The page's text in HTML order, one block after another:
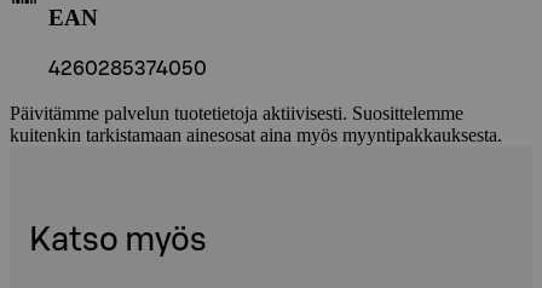
EAN
4260285374050
Päivitämme palvelun tuotetietoja aktiivisesti. Suosittelemme
kuitenkin tarkistamaan ainesosat aina myös myyntipakkauksesta.
Katso myös